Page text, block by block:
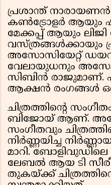
പ്രശാന്ത്
കൺട്രോളർ ആയും
മേക്കപ്പ് ആയും ലിജി
വസ്ത്രങ്ങൾക്കായും
അസോസിയേറ്റ്
വേലായുധനും
സിബിൻ രാജുമാണ്.
ആക്ഷൻ രംഗങ്ങൾ
ചിത്രത്തിൻ്റെ
ബിജോയ് ആണ്.
സംഗീതവും
നിർണ്ണയിച്ച
മാറി.
ലേബൽ ആയ ടി
തുകയ്ക്ക്